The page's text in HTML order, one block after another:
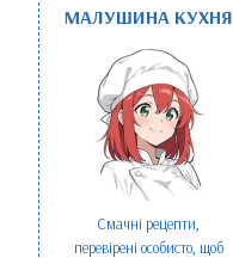
МАЛУШИНА КУХНЯ
Смачні рецепти,
перевірені особисто, щоб